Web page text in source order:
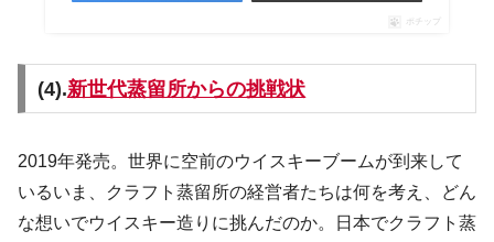
ポチップ
(4).新世代蒸留所からの挑戦状
2019年発売。世界に空前のウイスキーブームが到来して
いるいま、クラフト蒸留所の経営者たちは何を考え、どん
な想いでウイスキー造りに挑んだのか。日本でクラフト蒸